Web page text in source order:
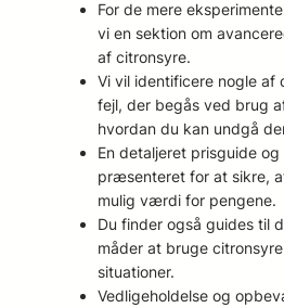
For de mere
vi en sektion om
af citronsyre.
Vi vil identificere nogle af
fejl, der begås ved brug
hvordan du kan undgå
En detaljeret prisguide
præsenteret for at sikre,
mulig værdi for pengene.
Du finder også guides til
måder at bruge
situationer.
Vedligeholdelse og